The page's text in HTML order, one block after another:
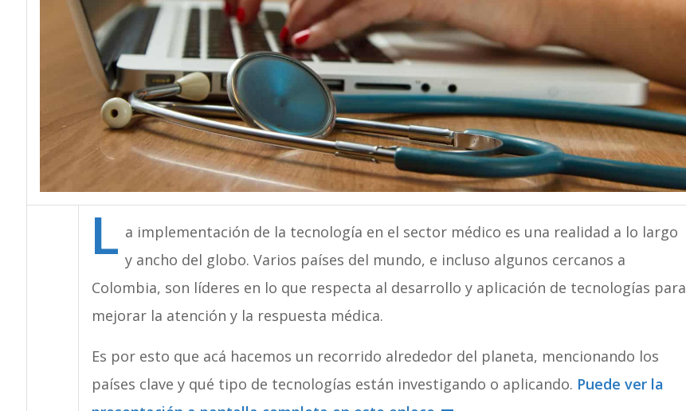
L a implementación de la tecnología en el sector médico es una realidad a lo largo
y ancho del globo. Varios países del mundo, e incluso algunos cercanos a
Colombia, son líderes en lo que respecta al desarrollo y aplicación de tecnologías para
mejorar la atención y la respuesta médica.
Es por esto que acá hacemos un recorrido alrededor del planeta, mencionando los
países clave y qué tipo de tecnologías están investigando o aplicando. Puede ver la